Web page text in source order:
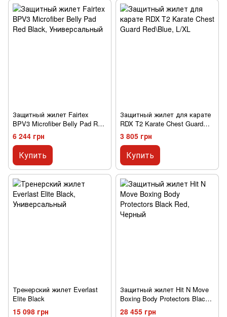
Защитный жилет Fairtex
BPV3 Microfiber Belly Pad Red
Black
6 244 грн
Купить
Защитный жилет для карате
RDX T2 Karate Chest Guard
Red\Blue
3 805 грн
Купить
Тренерский жилет Everlast
Elite Black
15 098 грн
Защитный жилет Hit N Move
Boxing Body Protectors Black
Red
28 455 грн